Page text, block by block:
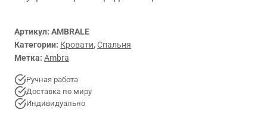
Артикул: AMBRALE
Категории: Кровати,Спальня
Метка: Ambra
Ручная работа
Доставка по миру
Индивидуально